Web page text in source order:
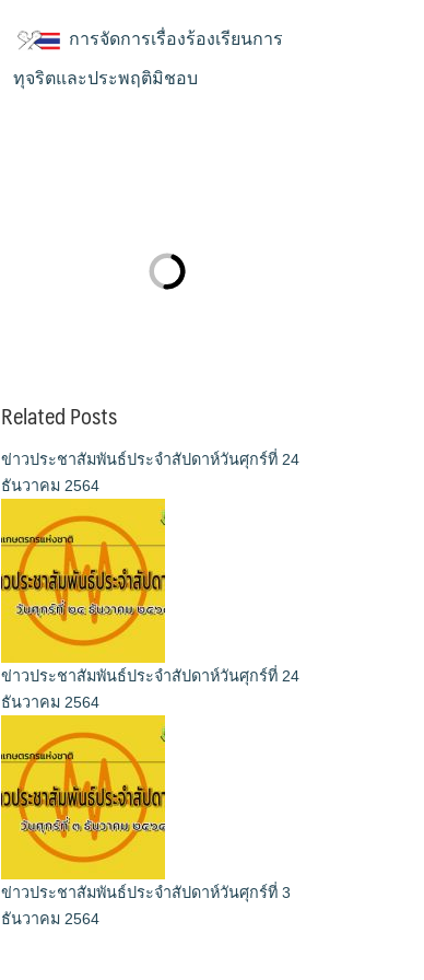
การจัดการเรื่องร้องเรียนการ
ทุจริตและประพฤติมิชอบ
Related Posts
ข่าวประชาสัมพันธ์ประจำสัปดาห์วันศุกร์ที่ 24
ธันวาคม 2564
ข่าวประชาสัมพันธ์ประจำสัปดาห์วันศุกร์ที่ 24
ธันวาคม 2564
ข่าวประชาสัมพันธ์ประจำสัปดาห์วันศุกร์ที่ 3
ธันวาคม 2564